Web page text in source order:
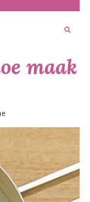
maak